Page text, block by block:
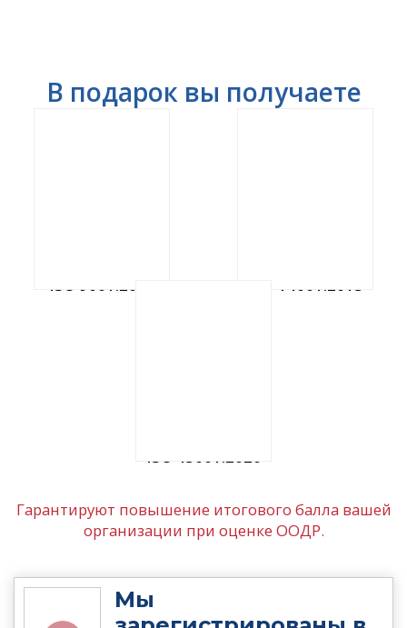
В подарок вы получаете
ISO 9001:2015 ISO 14001:2015
ISO 45001:2020
Гарантируют повышение итогового балла вашей
организации при оценке ООДР.
Мы